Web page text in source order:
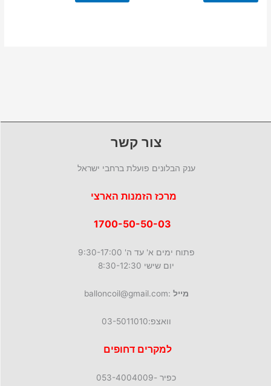
צור קשר
ענק הבלונים פועלת ברחבי ישראל
מרכז הזמנות הארצי
פתוח ימים א' עד ה' 9:30-17:00
יום שישי 8:30-12:30
מייל :balloncoil@gmail.com
וואצפ:03-5011010
למקרים דחופים
כפיר -053-4004009